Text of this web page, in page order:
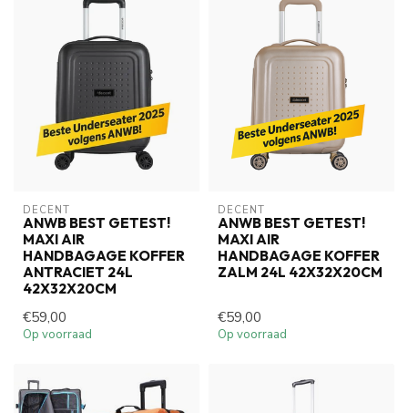
DECENT
ANWB BEST GETEST!
MAXI AIR
HANDBAGAGE KOFFER
ANTRACIET 24L
42X32X20CM
€59,00
Op voorraad
DECENT
ANWB BEST GETEST!
MAXI AIR
HANDBAGAGE KOFFER
ZALM 24L 42X32X20CM
€59,00
Op voorraad